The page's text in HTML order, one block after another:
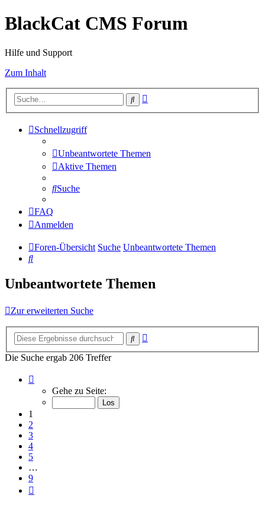
BlackCat CMS Forum
Hilfe und Support
Zum Inhalt
Suche
Schnellzugriff
Unbeantwortete Themen
Aktive Themen
Suche
FAQ
Anmelden
Foren-Übersicht Suche Unbeantwortete Themen
Suche
Unbeantwortete Themen
Zur erweiterten Suche
Suche
Die Suche ergab 206 Treffer
von
Gehe zu Seite:
1
2
3
4
5
…
9